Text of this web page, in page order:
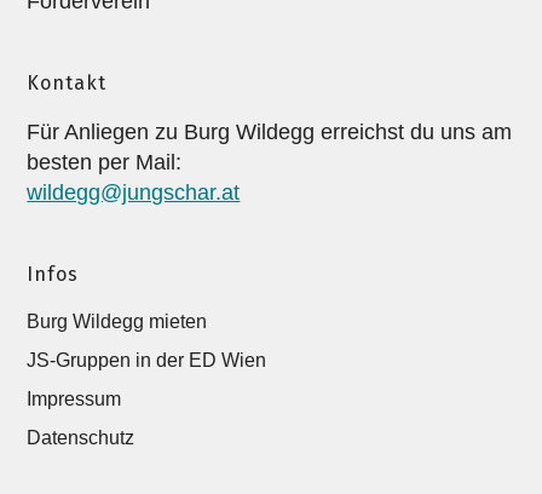
Kontakt
Für Anliegen zu Burg Wildegg erreichst du uns am
besten per Mail:
wildegg@jungschar.at
Infos
Burg Wildegg mieten
JS-Gruppen in der ED Wien
Impressum
Datenschutz